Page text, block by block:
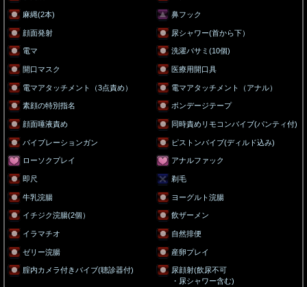
麻縄(2本) 鼻フック
顔面発射 尿シャワー(首から下）
電マ 洗濯バサミ(10個)
開口マスク 医療用開口具
電マアタッチメント（3点責め） 電マアタッチメント（アナル）
素顔の特別指名 ボンデージテープ
顔面唾液責め 同時責めリモコンバイブ(パンティ付)
バイブレーションガン ピストンバイブ(ディルド込み)
ローソクプレイ アナルファック
即尺 剃毛
牛乳浣腸 ヨーグルト浣腸
イチジク浣腸(2個） 飲ザーメン
イラマチオ 自然排便
ゼリー浣腸 産卵プレイ
腟内カメラ付きバイブ(聴診器付)
尿顔射(飲尿不可
・尿シャワー含む)